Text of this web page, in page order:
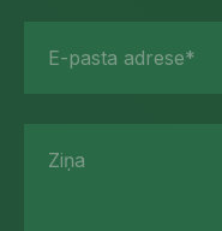
E-pasta adrese*
Ziņa